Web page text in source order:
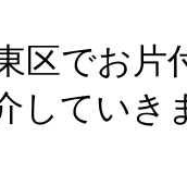
区でお
していき